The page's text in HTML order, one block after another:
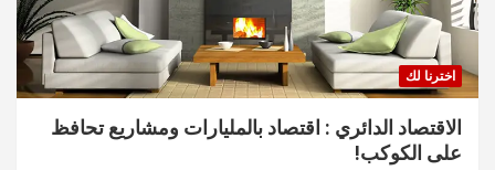
اخترنا لك
الاقتصاد الدائري : اقتصاد بالمليارات ومشاريع تحافظ
على الكوكب!